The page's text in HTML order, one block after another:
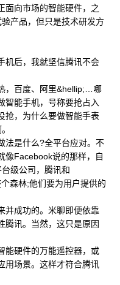
向市场的智能硬件，之
产品，但只是技术研发方
后，我就坚信腾讯不会
百度、阿里&hellip;…哪
智能手机，号称要抢占入
抢，为什么要做智能手表
是什么?全平台应对。不
像Facebook说的那样，自
级公司，腾讯和
森林;他们要为用户提供的
成功的。米聊即便依靠
腾讯。当然，这只是原因
硬件的万能遥控器，或
用场景。这样才符合腾讯